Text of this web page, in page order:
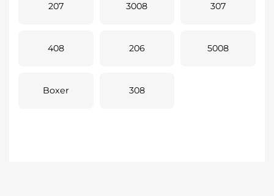
207 3008 307
408 206 5008
Boxer 308